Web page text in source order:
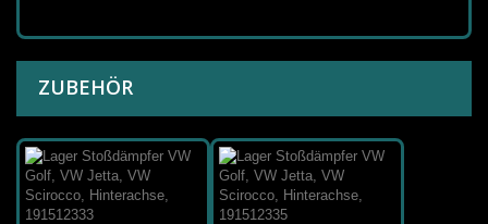
ZUBEHÖR